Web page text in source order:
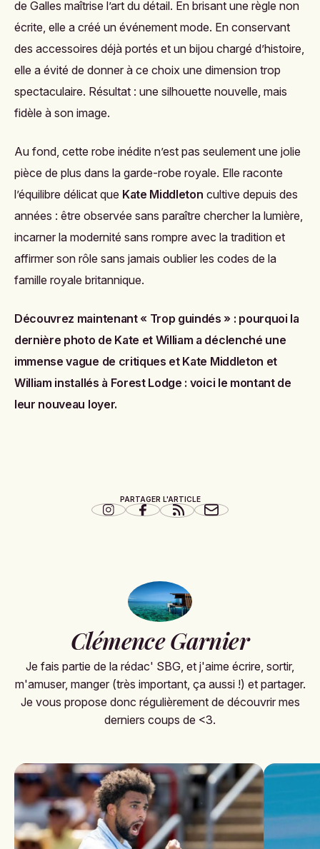
de Galles maîtrise l’art du détail. En brisant une règle non
écrite, elle a créé un événement mode. En conservant
des accessoires déjà portés et un bijou chargé d’histoire,
elle a évité de donner à ce choix une dimension trop
spectaculaire. Résultat : une silhouette nouvelle, mais
fidèle à son image.
Au fond, cette robe inédite n’est pas seulement une jolie
pièce de plus dans la garde-robe royale. Elle raconte
l’équilibre délicat que Kate Middleton cultive depuis des
années : être observée sans paraître chercher la lumière,
incarner la modernité sans rompre avec la tradition et
affirmer son rôle sans jamais oublier les codes de la
famille royale britannique.
Découvrez maintenant « Trop guindés » : pourquoi la
dernière photo de Kate et William a déclenché une
immense vague de critiques et Kate Middleton et
William installés à Forest Lodge : voici le montant de
leur nouveau loyer.
PARTAGER L'ARTICLE
Clémence Garnier
Je fais partie de la rédac' SBG, et j'aime écrire, sortir,
m'amuser, manger (très important, ça aussi !) et partager.
Je vous propose donc régulièrement de découvrir mes
derniers coups de <3.